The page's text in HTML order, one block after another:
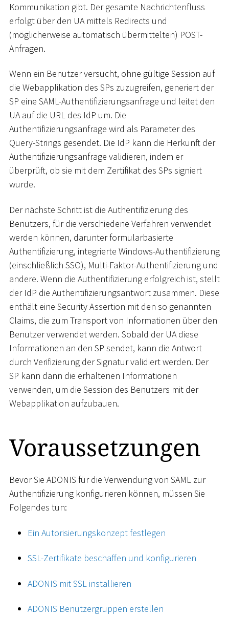
Kommunikation gibt. Der gesamte Nachrichtenfluss
erfolgt über den UA mittels Redirects und
(möglicherweise automatisch übermittelten) POST-
Anfragen.
Wenn ein Benutzer versucht, ohne gültige Session auf
die Webapplikation des SPs zuzugreifen, generiert der
SP eine SAML-Authentifizierungsanfrage und leitet den
UA auf die URL des IdP um. Die
Authentifizierungsanfrage wird als Parameter des
Query-Strings gesendet. Die IdP kann die Herkunft der
Authentifizierungsanfrage validieren, indem er
überprüft, ob sie mit dem Zertifikat des SPs signiert
wurde.
Der nächste Schritt ist die Authentifizierung des
Benutzers, für die verschiedene Verfahren verwendet
werden können, darunter formularbasierte
Authentifizierung, integrierte Windows-Authentifizierung
(einschließlich SSO), Multi-Faktor-Authentifizierung und
andere. Wenn die Authentifizierung erfolgreich ist, stellt
der IdP die Authentifizierungsantwort zusammen. Diese
enthält eine Security Assertion mit den so genannten
Claims, die zum Transport von Informationen über den
Benutzer verwendet werden. Sobald der UA diese
Informationen an den SP sendet, kann die Antwort
durch Verifizierung der Signatur validiert werden. Der
SP kann dann die erhaltenen Informationen
verwenden, um die Session des Benutzers mit der
Webapplikation aufzubauen.
Voraussetzungen
Bevor Sie ADONIS für die Verwendung von SAML zur
Authentifizierung konfigurieren können, müssen Sie
Folgendes tun:
Ein Autorisierungskonzept festlegen
SSL-Zertifikate beschaffen und konfigurieren
ADONIS mit SSL installieren
ADONIS Benutzergruppen erstellen